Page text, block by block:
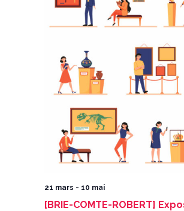
21 mars - 10 mai
[BRIE-COMTE-ROBERT]